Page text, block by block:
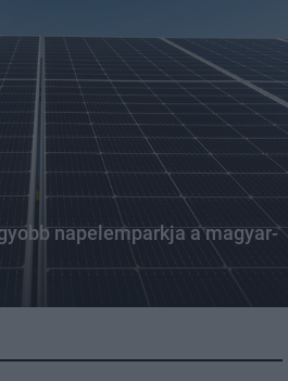
napelemparkja a magyar-